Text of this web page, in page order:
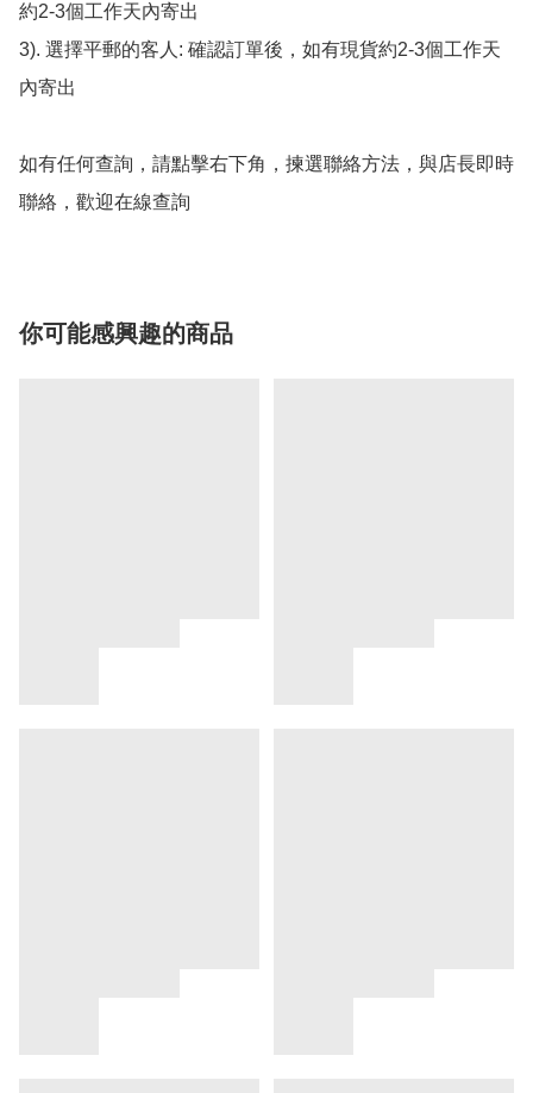
約2-3個工作天內寄出
3). 選擇平郵的客人: 確認訂單後，如有現貨約2-3個工作天
內寄出
如有任何查詢，請點擊右下角，揀選聯絡方法，與店長即時
聯絡，歡迎在線查詢
你可能感興趣的商品